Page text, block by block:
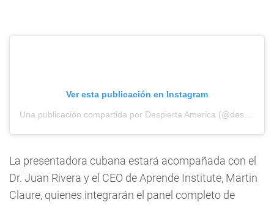
Ver esta publicación en Instagram
La presentadora cubana estará acompañada con el
Dr. Juan Rivera y el CEO de Aprende Institute, Martin
Claure, quienes integrarán el panel completo de